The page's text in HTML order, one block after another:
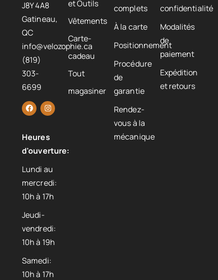
J8Y 4A8
Gatineau,
QC
info@velozophie.ca
(819)
303-
6699
Heures
d'ouverture:
Lundi au
mercredi:
10h à 17h
Jeudi-
vendredi:
10h à 19h
Samedi:
10h à 17h
et Outils
Vêtements
Carte-
cadeau
Tout
magasiner
complets
À la carte
Positionnement
Procédure
de
garantie
Rendez-
vous à la
mécanique
confidentialité
Modalités
de
paiement
Expédition
et retours